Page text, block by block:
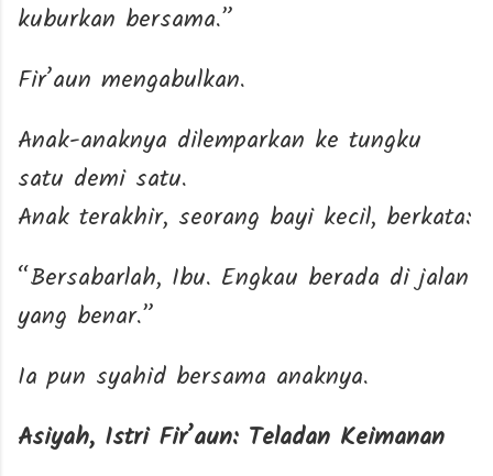
kuburkan bersama.”
Fir’aun mengabulkan.
Anak-anaknya dilemparkan ke tungku
satu demi satu.
Anak terakhir, seorang bayi kecil, berkata:
“Bersabarlah, Ibu. Engkau berada di jalan
yang benar.”
Ia pun syahid bersama anaknya.
Asiyah, Istri Fir’aun: Teladan Keimanan